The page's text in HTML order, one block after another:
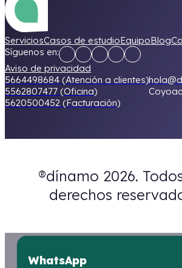
ServiciosCasos de estudioEquipoBlog
Síguenos en:
Aviso de privacidad
5664498684 (Atención a clientes)
5562807477 (Oficina)
5620500452 (Facturación)
®dínamo 2026.
derechos
WhatsApp